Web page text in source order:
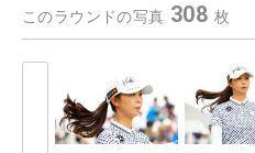
このラウンドの写真 308 枚